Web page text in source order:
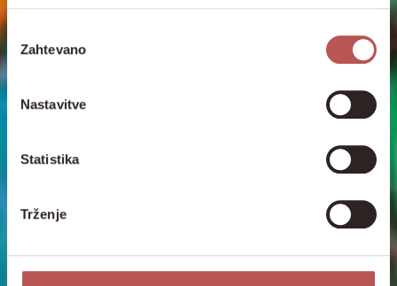
Izbira
soglasja
Zahtevano
Nastavitve
Statistika
Trženje